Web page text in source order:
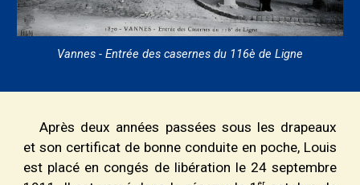
Vannes - Entrée des casernes du 116è de Ligne
Après deux années passées sous les drapeaux
et son certificat de bonne conduite en poche, Louis
est placé en congés de libération le 24 septembre